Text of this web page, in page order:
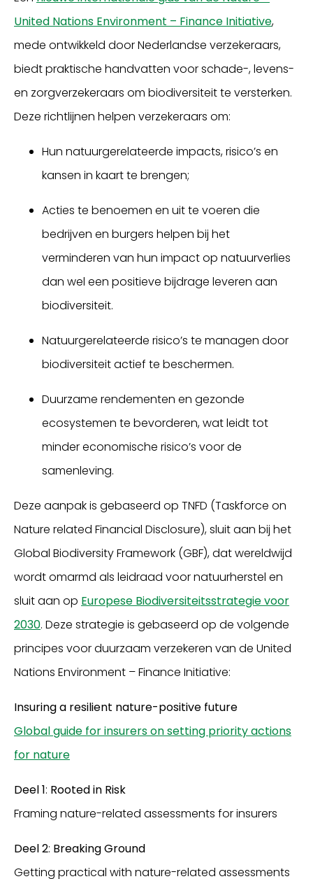
United Nations Environment – Finance Initiative,
mede ontwikkeld door Nederlandse verzekeraars,
biedt praktische handvatten voor schade-, levens-
en zorgverzekeraars om biodiversiteit te versterken.
Deze richtlijnen helpen verzekeraars om:
Hun natuurgerelateerde impacts, risico’s en
kansen in kaart te brengen;
Acties te benoemen en uit te voeren die
bedrijven en burgers helpen bij het
verminderen van hun impact op natuurverlies
dan wel een positieve bijdrage leveren aan
biodiversiteit.
Natuurgerelateerde risico’s te managen door
biodiversiteit actief te beschermen.
Duurzame rendementen en gezonde
ecosystemen te bevorderen, wat leidt tot
minder economische risico’s voor de
samenleving.
Deze aanpak is gebaseerd op TNFD (Taskforce on
Nature related Financial Disclosure), sluit aan bij het
Global Biodiversity Framework (GBF), dat wereldwijd
wordt omarmd als leidraad voor natuurherstel en
sluit aan op Europese Biodiversiteitsstrategie voor
2030. Deze strategie is gebaseerd op de volgende
principes voor duurzaam verzekeren van de United
Nations Environment – Finance Initiative:
Insuring a resilient nature-positive future
Global guide for insurers on setting priority actions
for nature
Deel 1: Rooted in Risk
Framing nature-related assessments for insurers
Deel 2: Breaking Ground
Getting practical with nature-related assessments